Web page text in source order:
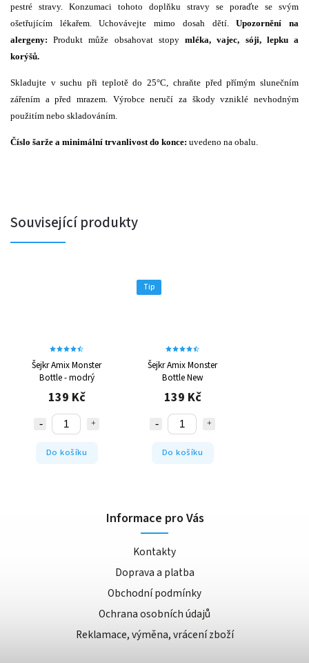
pestré stravy. Konzumaci tohoto doplňku stravy se poraďte se svým
ošetřujícím lékařem. Uchovávejte mimo dosah dětí.Upozornění na
alergeny:Produkt může obsahovat stopymléka, vajec, sóji, lepku a
korýšů.
Skladujte v suchu při teplotě do 25°C, chraňte před přímým slunečním
zářením a před mrazem. Výrobce neručí za škody vzniklé nevhodným
použitím nebo skladováním.
Číslo šarže a minimální trvanlivost do konce: uvedeno na obalu.
Související produkty
Šejkr Amix Monster
Bottle - modrý
139 Kč
Do košíku
Tip
Šejkr Amix Monster
Bottle New
139 Kč
Do košíku
Informace pro Vás
Kontakty
Doprava a platba
Obchodní podmínky
Ochrana osobních údajů
Reklamace, výměna, vrácení zboží